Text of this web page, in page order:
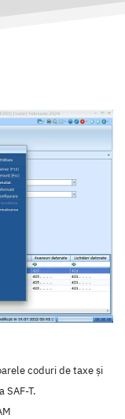
coduri de taxe și
SAF-T.